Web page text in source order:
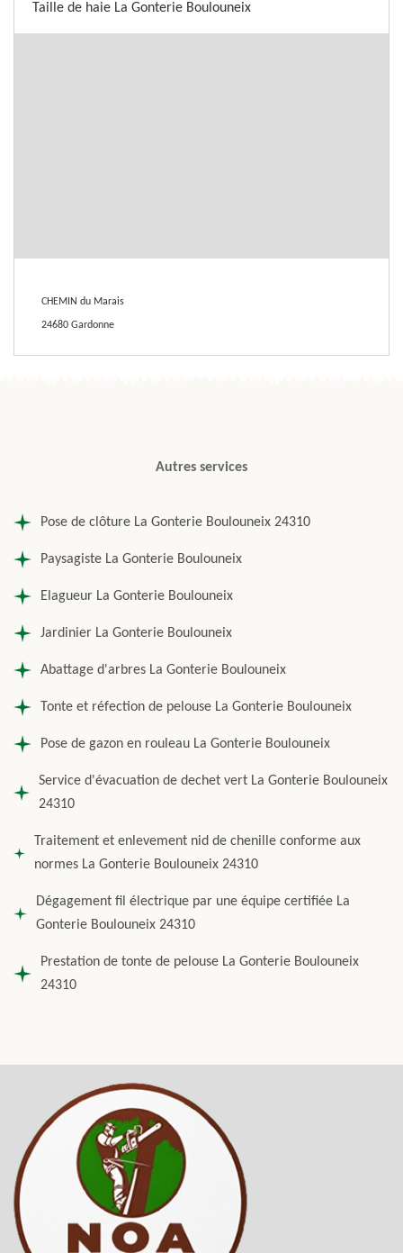
Taille de haie La Gonterie Boulouneix
CHEMIN du Marais
24680 Gardonne
Autres services
Pose de clôture La Gonterie Boulouneix 24310
Paysagiste La Gonterie Boulouneix
Elagueur La Gonterie Boulouneix
Jardinier La Gonterie Boulouneix
Abattage d'arbres La Gonterie Boulouneix
Tonte et réfection de pelouse La Gonterie Boulouneix
Pose de gazon en rouleau La Gonterie Boulouneix
Service d'évacuation de dechet vert La Gonterie Boulouneix
24310
Traitement et enlevement nid de chenille conforme aux
normes La Gonterie Boulouneix 24310
Dégagement fil électrique par une équipe certifiée La
Gonterie Boulouneix 24310
Prestation de tonte de pelouse La Gonterie Boulouneix
24310